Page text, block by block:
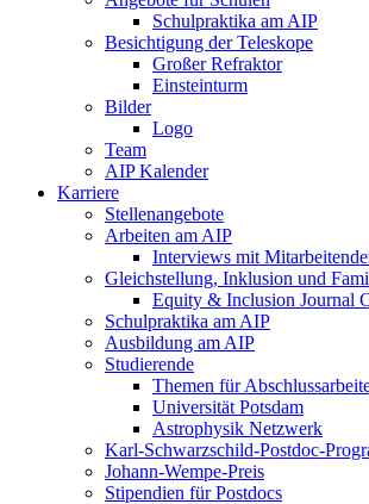
Schulpraktika am AIP
Besichtigung der Teleskope
Großer Refraktor
Einsteinturm
Bilder
Logo
Team
AIP Kalender
Karriere
Stellenangebote
Arbeiten am AIP
Interviews mit
Gleichstellung, Inklusion und
Equity & Inclusion Journal
Schulpraktika am AIP
Ausbildung am AIP
Studierende
Themen für
Universität Potsdam
Astrophysik Netzwerk
Karl-Schwarzschild-Postdoc-
Johann-Wempe-Preis
Stipendien für Postdocs